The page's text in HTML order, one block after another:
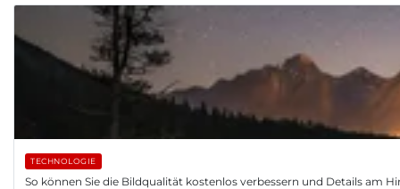
TECHNOLOGIE
So können Sie die Bildqualität kostenlos verbessern und Details am